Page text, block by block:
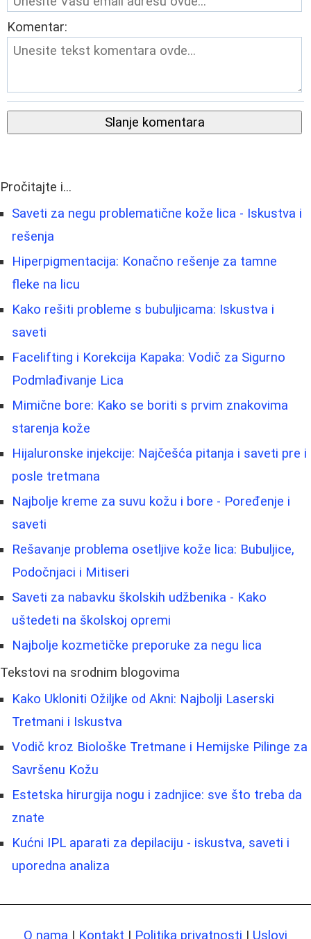
Komentar:
Slanje komentara
Pročitajte i...
Saveti za negu problematične kože lica - Iskustva i
rešenja
Hiperpigmentacija: Konačno rešenje za tamne
fleke na licu
Kako rešiti probleme s bubuljicama: Iskustva i
saveti
Facelifting i Korekcija Kapaka: Vodič za Sigurno
Podmlađivanje Lica
Mimične bore: Kako se boriti s prvim znakovima
starenja kože
Hijaluronske injekcije: Najčešća pitanja i saveti pre i
posle tretmana
Najbolje kreme za suvu kožu i bore - Poređenje i
saveti
Rešavanje problema osetljive kože lica: Bubuljice,
Podočnjaci i Mitiseri
Saveti za nabavku školskih udžbenika - Kako
uštedeti na školskoj opremi
Najbolje kozmetičke preporuke za negu lica
Tekstovi na srodnim blogovima
Kako Ukloniti Ožiljke od Akni: Najbolji Laserski
Tretmani i Iskustva
Vodič kroz Biološke Tretmane i Hemijske Pilinge za
Savršenu Kožu
Estetska hirurgija nogu i zadnjice: sve što treba da
znate
Kućni IPL aparati za depilaciju - iskustva, saveti i
uporedna analiza
O nama | Kontakt | Politika privatnosti | Uslovi